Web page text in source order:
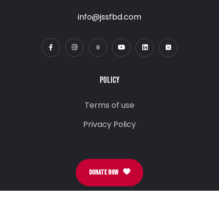
info@jssfbd.com
POLICY
Terms of use
Privacy Policy
DONATE NOW